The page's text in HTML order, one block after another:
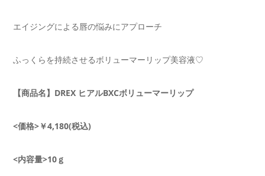
エイジングによる唇の悩みにアプローチ
ふっくらを持続させるボリューマーリップ美容液♡
【商品名】DREX ヒアルBXCボリューマーリップ
<価格>￥4,180(税込)
<内容量>10ｇ